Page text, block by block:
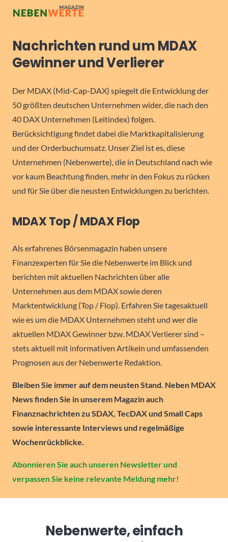
Nachrichten rund um MDAX
Gewinner und Verlierer
Der MDAX (Mid-Cap-DAX) spiegelt die Entwicklung der
50 größten deutschen Unternehmen wider, die nach den
40 DAX Unternehmen (Leitindex) folgen.
Berücksichtigung findet dabei die Marktkapitalisierung
und der Orderbuchumsatz. Unser Ziel ist es, diese
Unternehmen (Nebenwerte), die in Deutschland nach wie
vor kaum Beachtung finden, mehr in den Fokus zu rücken
und für Sie über die neusten Entwicklungen zu berichten.
MDAX Top / MDAX Flop
Als erfahrenes Börsenmagazin haben unsere
Finanzexperten für Sie die Nebenwerte im Blick und
berichten mit aktuellen Nachrichten über alle
Unternehmen aus dem MDAX sowie deren
Marktentwicklung (Top / Flop). Erfahren Sie tagesaktuell
wie es um die MDAX Unternehmen steht und wer die
aktuellen MDAX Gewinner bzw. MDAX Verlierer sind –
stets aktuell mit informativen Artikeln und umfassenden
Prognosen aus der Nebenwerte Redaktion.
Bleiben Sie immer auf dem neusten Stand. Neben MDAX
News finden Sie in unserem Magazin auch
Finanznachrichten zu SDAX, TecDAX und Small Caps
sowie interessante Interviews und regelmäßige
Wochenrückblicke.
Abonnieren Sie auch unseren Newsletter und
verpassen Sie keine relevante Meldung mehr!
Nebenwerte, einfach